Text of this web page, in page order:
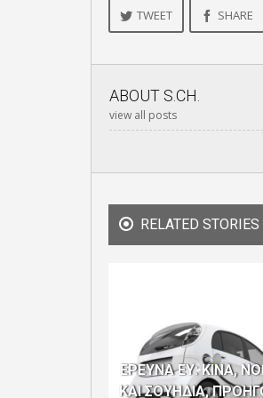
TWEET SHARE
ABOUT S.CH.
view all posts
RELATED STORIES
ΕΡΕΥΝΑ ΕΥ: ΚΙΝΑ,
ΚΑΙ ΣΟΥΗΔΙΑ,